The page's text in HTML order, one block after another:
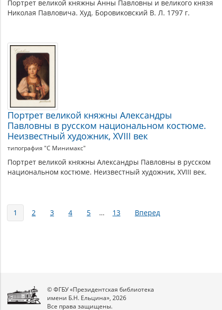
Портрет великой княжны Анны Павловны и великого князя
Николая Павловича. Худ. Боровиковский В. Л. 1797 г.
Портрет великой княжны Александры
Павловны в русском национальном костюме.
Неизвестный художник, XVIII век
типография "С Минимакс"
Портрет великой княжны Александры Павловны в русском
национальном костюме. Неизвестный художник, XVIII век.
Страницы
1 2 3 4 5 … 13 Вперед
© ФГБУ «Президентская библиотека
имени Б.Н. Ельцина», 2026
Все права защищены.